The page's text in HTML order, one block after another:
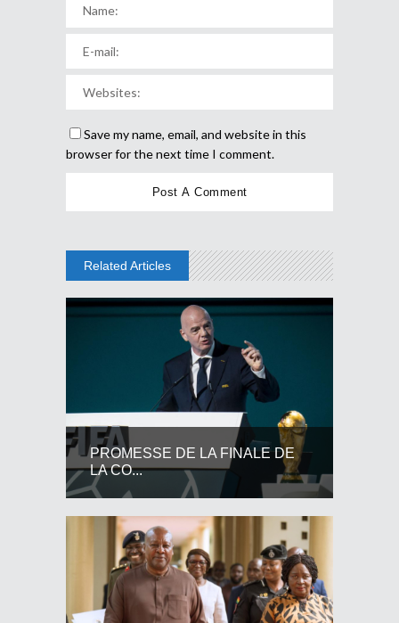
Save my name, email, and website in this
browser for the next time I comment.
Related Articles
PROMESSE DE LA FINALE DE
LA CO...